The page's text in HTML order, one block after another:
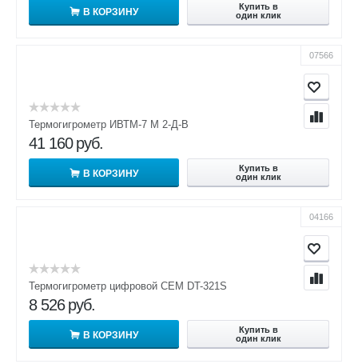
В КОРЗИНУ
Купить в
один клик
07566
Термогигрометр ИВТМ-7 М 2-Д-В
41 160 руб.
В КОРЗИНУ
Купить в
один клик
04166
Термогигрометр цифровой CEM DT-321S
8 526 руб.
В КОРЗИНУ
Купить в
один клик